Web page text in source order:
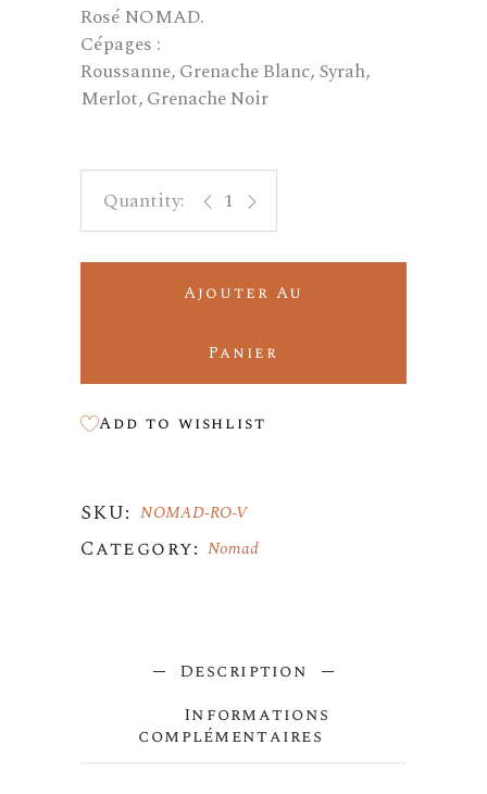
Rosé NOMAD.
Cépages :
Roussanne, Grenache Blanc, Syrah,
Merlot, Grenache Noir
NOMAD quantity
Ajouter Au
Panier
Add to wishlist
SKU: NOMAD-RO-V
Category: Nomad
Description
Informations
complémentaires